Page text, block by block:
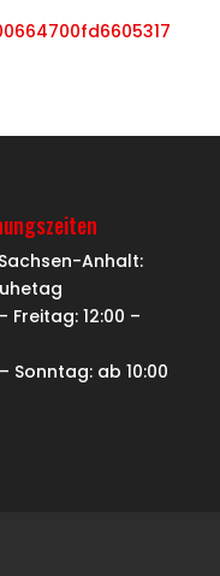
Anhalt:
Freitag: 12:00 –
Sonntag: ab 10:00